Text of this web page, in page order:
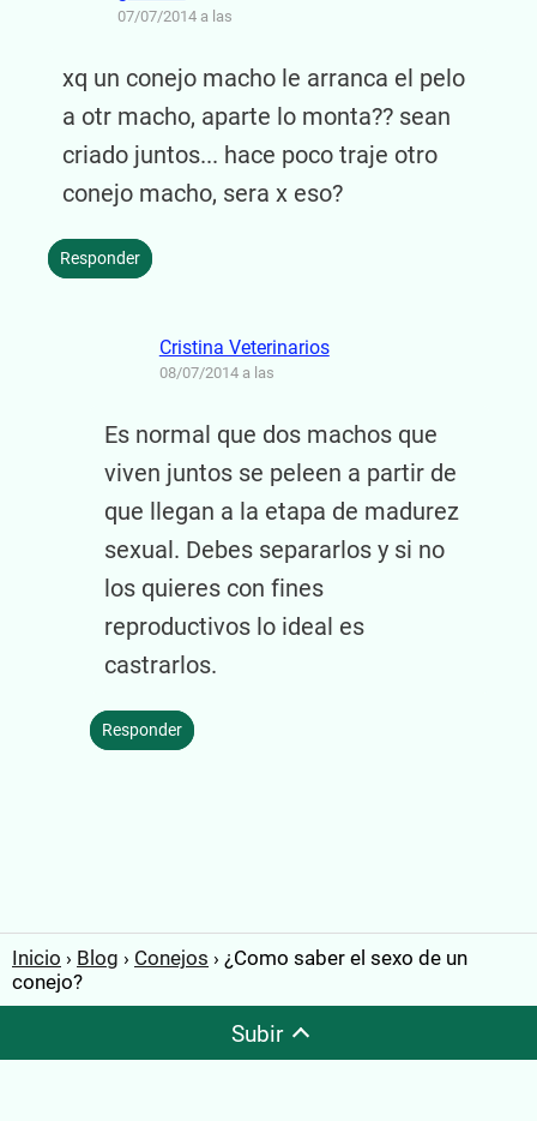
07/07/2014 a las
xq un conejo macho le arranca el pelo
a otr macho, aparte lo monta?? sean
criado juntos... hace poco traje otro
conejo macho, sera x eso?
Responder
Cristina Veterinarios
08/07/2014 a las
Es normal que dos machos que
viven juntos se peleen a partir de
que llegan a la etapa de madurez
sexual. Debes separarlos y si no
los quieres con fines
reproductivos lo ideal es
castrarlos.
Responder
Inicio Blog Conejos
¿Como saber el sexo de un
conejo?
Subir